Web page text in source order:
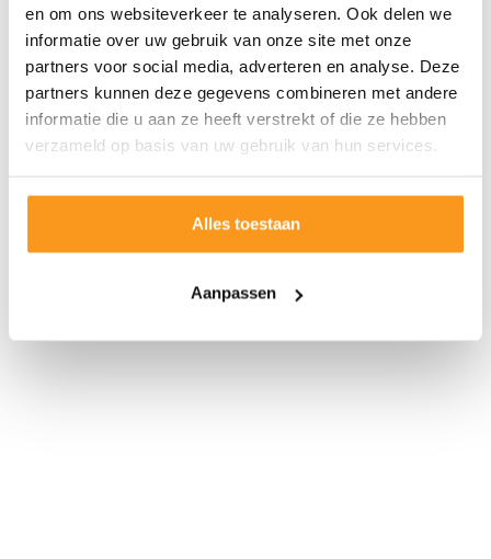
en om ons websiteverkeer te analyseren. Ook delen we
informatie over uw gebruik van onze site met onze
partners voor social media, adverteren en analyse. Deze
partners kunnen deze gegevens combineren met andere
informatie die u aan ze heeft verstrekt of die ze hebben
verzameld op basis van uw gebruik van hun services.
Alles toestaan
Aanpassen